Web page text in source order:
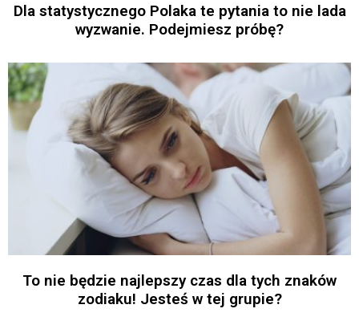
Dla statystycznego Polaka te pytania to nie lada
wyzwanie. Podejmiesz próbę?
To nie będzie najlepszy czas dla tych znaków
zodiaku! Jesteś w tej grupie?